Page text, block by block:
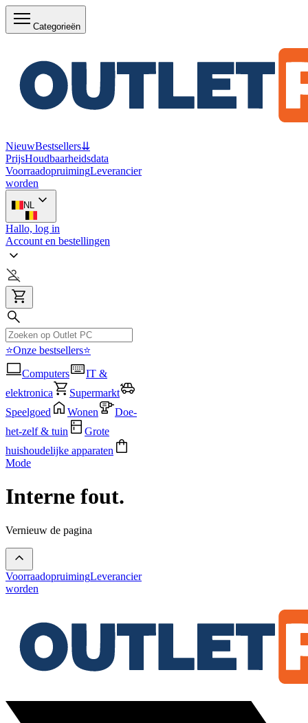
Categorieën
NieuwBestsellers⇊
PrijsHoudbaarheidsdata
VoorraadopruimingLeverancier
worden
NL
Hallo, log in
Account en bestellingen
⭐Onze bestsellers⭐
Computers
IT &
elektronica
Supermarkt
Speelgoed
Wonen
Doe-
het-zelf & tuin
Grote
huishoudelijke apparaten
Mode
Interne fout.
Vernieuw de pagina
VoorraadopruimingLeverancier
worden